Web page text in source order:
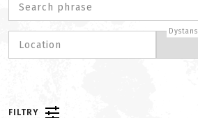
Search phrase
Location
Dystans
FILTRY